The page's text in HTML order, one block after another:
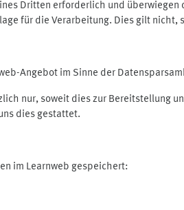
Dritten erforderlich und
für die Verarbeitung. Dies gilt
Angebot im Sinne der
nur, soweit dies zur Bereitstellung
dies gestattet.
im Learnweb gespeichert: